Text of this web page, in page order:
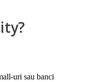
uri sau banci